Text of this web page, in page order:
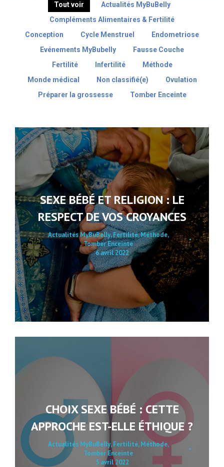
Tout voir
Actualités MyBuBelly
Compléments Alimentaires & Fertilité
Conception
Cycle Menstruel
Endometriose
Evénements MyBubelly
Fausse Couche
Fertilité
Infertilité
Méthode
Monde médical
Non classifié(e)
Ovulation
Préparer la grossesse
Tomber Enceinte
SEXE BÉBÉ ET RELIGION : LE
RESPECT DE VOS CROYANCES
Actualités MyBuBelly,Fertilité,Méthode,
Tomber Enceinte
6 avril 2022
CHOIX SEXE BÉBÉ : CETTE
APPROCHE EST-ELLE ÉTHIQUE ?
Actualités MyBuBelly,Fertilité,Méthode,
Tomber Enceinte
5 avril 2022